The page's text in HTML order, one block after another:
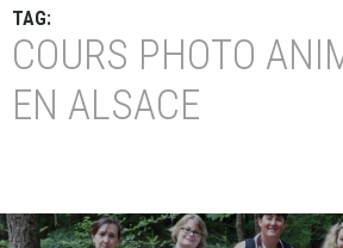
TAG:
COURS PHOTO
EN ALSACE